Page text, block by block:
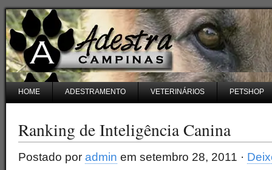
HOME ADESTRAMENTO VETERINÁRIOS PETSHOP
Ranking de Inteligência Canina
Postado por admin em setembro 28, 2011 ·